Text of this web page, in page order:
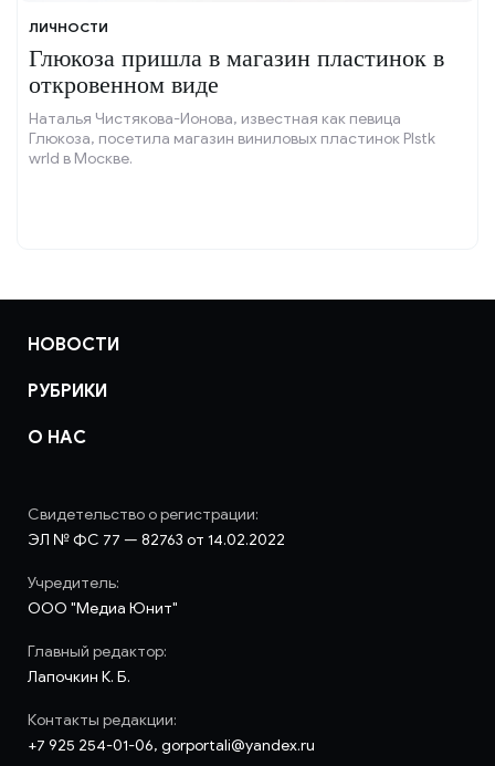
ЛИЧНОСТИ
Глюкоза пришла в магазин пластинок в
откровенном виде
Наталья Чистякова-Ионова, известная как певица
Глюкоза, посетила магазин виниловых пластинок Plstk
wrld в Москве.
НОВОСТИ
РУБРИКИ
О НАС
Свидетельство о регистрации:
ЭЛ № ФС 77 — 82763 от 14.02.2022
Учредитель:
ООО "Медиа Юнит"
Главный редактор:
Лапочкин К. Б.
Контакты редакции:
+7 925 254-01-06, gorportali@yandex.ru